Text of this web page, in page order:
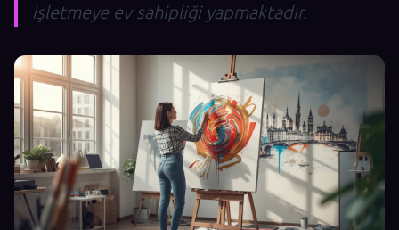
işletmeye ev sahipliği yapmaktadır.